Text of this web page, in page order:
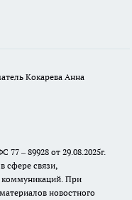
Кокарева Анна
– 89928 от 29.08.2025г.
сфере связи,
При
новостного